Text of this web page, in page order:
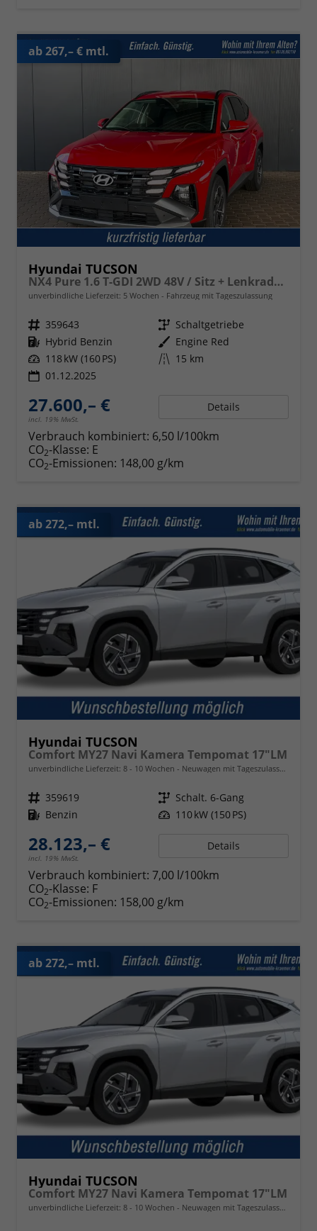
ab 267,– € mtl.
Hyundai TUCSON
NX4 Pure 1.6 T-GDI 2WD 48V / Sitz + Lenkradheiz. LED Tempomat Alu 17"
unverbindliche Lieferzeit: 5 Wochen Fahrzeug mit Tageszulassung
Fahrzeugnr. 359643 Getriebe Schaltgetriebe
Kraftstoff Hybrid Benzin Außenfarbe Engine Red
Leistung 118 kW (160 PS) Kilometerstand 15 km
01.12.2025
27.600,– €
incl. 19% MwSt.
Details
Verbrauch kombiniert: 6,50 l/100km
CO2-Klasse: E
CO2-Emissionen: 148,00 g/km
ab 272,– mtl.
Hyundai TUCSON
Comfort MY27 Navi Kamera Tempomat 17"LM
unverbindliche Lieferzeit: 8 - 10 Wochen Neuwagen mit Tageszulassung
Fahrzeugnr. 359619 Getriebe Schalt. 6-Gang
Kraftstoff Benzin Leistung 110 kW (150 PS)
28.123,– €
incl. 19% MwSt.
Details
Verbrauch kombiniert: 7,00 l/100km
CO2-Klasse: F
CO2-Emissionen: 158,00 g/km
ab 272,– mtl.
Hyundai TUCSON
Comfort MY27 Navi Kamera Tempomat 17"LM
unverbindliche Lieferzeit: 8 - 10 Wochen Neuwagen mit Tageszulassung